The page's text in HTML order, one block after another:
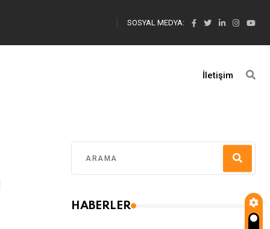
SOSYAL MEDYA:
İletişim
HABERLER